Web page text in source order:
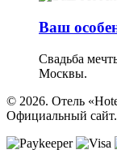
Ваш
Свадьба
Москвы.
© 2026. Отель
Официальный сайт.